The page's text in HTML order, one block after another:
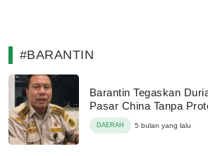
#BARANTIN
Barantin Tegaskan
Pasar China Tanpa
DAERAH 5 bulan yang lalu